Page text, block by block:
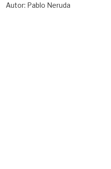
Autor: Pablo Neruda